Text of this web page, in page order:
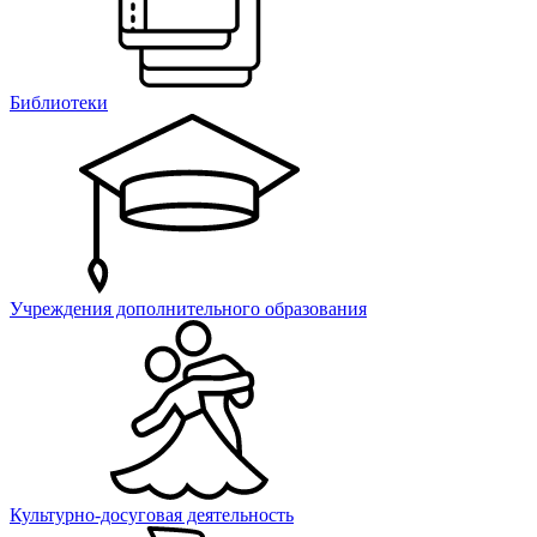
Библиотеки
Учреждения дополнительного образования
Культурно-досуговая деятельность